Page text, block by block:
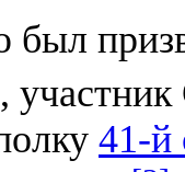
,
41-й